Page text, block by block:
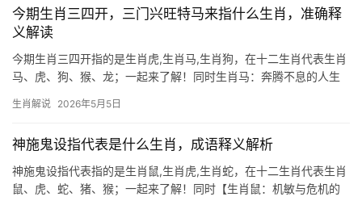
今期生肖三四开，三门兴旺特马来指什么生肖，准确释
义解读
今期生肖三四开指的是生肖虎,生肖马,生肖狗，在十二生肖代表生肖
马、虎、狗、猴、龙；一起来了解！同时生肖马：奔腾不息的人生
机遇，明年2025乙巳年，生肖马与太岁形成“火土相生”格局，事业
生肖解说 2026年5月5日
神施鬼设指代表是什么生肖，成语释义解析
神施鬼设指代表指的是生肖鼠,生肖虎,生肖蛇，在十二生肖代表生肖
鼠、虎、蛇、猪、猴；一起来了解！同时【生肖鼠：机敏与危机的